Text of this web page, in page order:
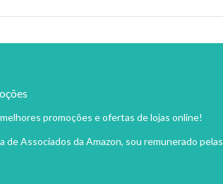
promoções e ofertas de lojas online!
Associados da Amazon, sou remunerado pelas